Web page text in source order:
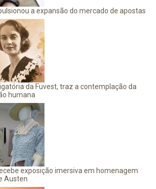
a expansão do mercado de apostas
da Fuvest, traz a contemplação da
humana
exposição imersiva em homenagem
Austen